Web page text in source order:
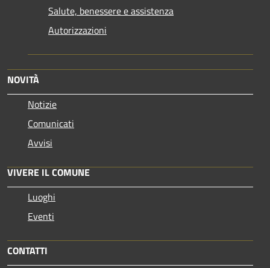
Salute, benessere e assistenza
Autorizzazioni
NOVITÀ
Notizie
Comunicati
Avvisi
VIVERE IL COMUNE
Luoghi
Eventi
CONTATTI